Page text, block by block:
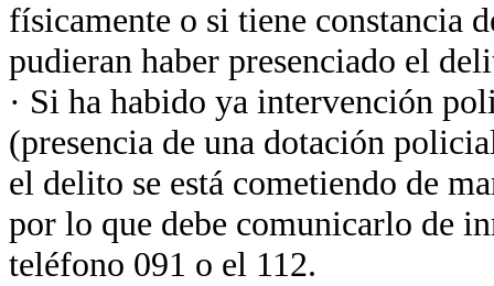
físicamente o si tiene constancia
pudieran haber presenciado el
· Si ha habido ya intervención
(presencia de una dotación
el delito se está cometiendo de
por lo que debe comunicarlo de
teléfono 091 o el 112.